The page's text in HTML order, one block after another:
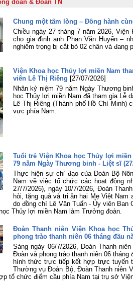
đoàn & Đoàn TN
Chung một tấm lòng – Đồng hành
Chiều ngày 27 tháng 7 năm 2026,
cho gia đình anh Phan Văn Huyến –
nghiêm trọng bị cắt bỏ 02 chân và
Viện Khoa học Thủy lợi miền Nam
viên Lê Thị Riêng [27/07/2026]
Nhân kỷ niệm 79 năm Ngày Thương
học Thủy lợi miền Nam đã tham gia Lễ
Lê Thị Riêng (Thành phố Hồ Chí
vực phía Nam.
Tuổi trẻ Viện Khoa học Thủy lợi
79 năm Ngày Thương binh - Liệt sĩ
Thực hiện sự chỉ đạo của Đoàn Bộ
Nam về việc tổ chức các hoạt động
27/7/2026), ngày 10/7/2026, Đoàn
hỏi, tặng quà và tri ân hai Mẹ Việt Nam
do đồng chí Lê Văn Tuấn - Ủy viên
Thủy lợi miền Nam làm Trưởng đoàn.
Đoàn Thanh niên Viện Khoa học
phong trào thanh niên 06 tháng đầu
Sáng ngày 06/7/2026, Đoàn Thanh
Đoàn và phong trào thanh niên 06
hình thức trực tiếp kết hợp trực tuyến
Thường vụ Đoàn Bộ, Đoàn Thanh niên
tổ chức điểm cầu phía Nam tại trụ sở